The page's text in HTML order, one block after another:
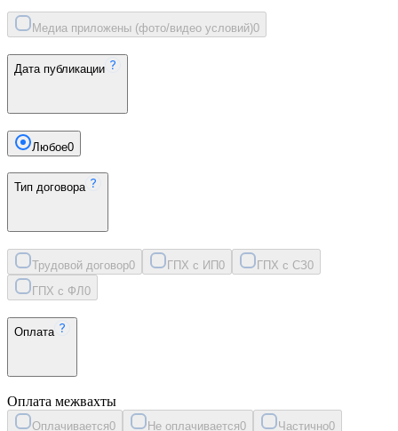
Медиа приложены (фото/видео условий)0
Дата публикации
Любое0
Тип договора
Трудовой договор0 ГПХ с ИП0 ГПХ с СЗ0
ГПХ с ФЛ 0
Оплата
Оплата межвахты
Оплачивается0 Не оплачивается0 Частично0